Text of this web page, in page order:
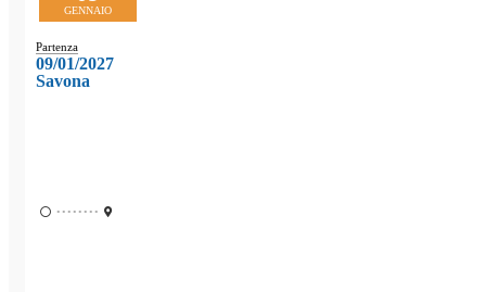
GENNAIO
Partenza
09/01/2027
Savona
••••••••